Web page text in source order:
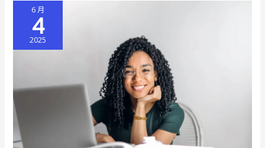
入
租
約
黑
6 月
4
2025